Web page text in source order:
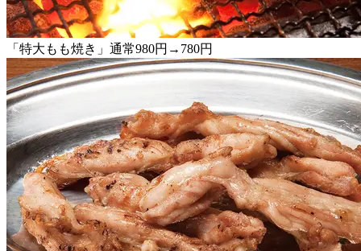
「特大もも焼き」通常980円→780円